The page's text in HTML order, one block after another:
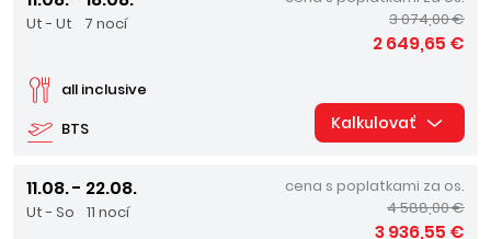
Ut - Ut 7 nocí
BTS
all inclusive
3 074,00 €
2 649,65 €
Kalkulovať
11.08. - 22.08.
Ut - So 11 nocí
cena s poplatkami za os.
4 588,00 €
3 936,55 €